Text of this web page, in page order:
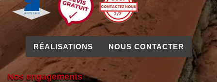
RÉALISATIONS NOUS CONTACTER
Nos engagements